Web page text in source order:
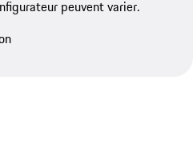
peuvent varier.